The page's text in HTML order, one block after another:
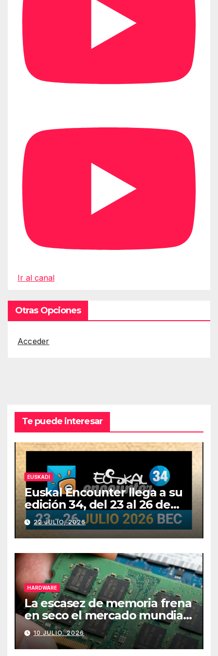
Ir al canal
Otras Opciones
Acceder
Te puede interesar
EUSKADI
Euskal Encounter llega a su
edición 34, del 23 al 26 de
julio
22 JULIO, 2026
HARDWARE
La escasez de memoria frena
en seco el mercado mundial
de PCs
10 JULIO, 2026